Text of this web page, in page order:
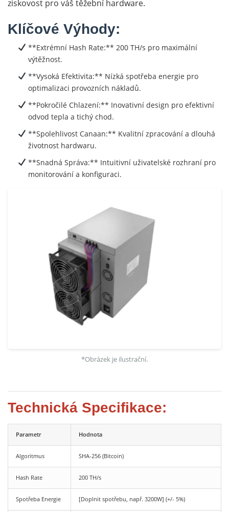
ziskovost pro váš těžební hardware.
Klíčové Výhody:
**Extrémní Hash Rate:** 200 TH/s pro maximální
výtěžnost.
**Vysoká Efektivita:** Nízká spotřeba energie pro
optimalizaci provozních nákladů.
**Pokročilé Chlazení:** Inovativní design pro efektivní
odvod tepla a tichý chod.
**Spolehlivost Canaan:** Kvalitní zpracování a dlouhá
životnost hardwaru.
**Snadná Správa:** Intuitivní uživatelské rozhraní pro
monitorování a konfiguraci.
*Obrázek je ilustrační.
Technická Specifikace:
Parametr Hodnota
Algoritmus SHA-256 (Bitcoin)
Hash Rate 200 TH/s
Spotřeba Energie [Doplnit spotřebu, např. 3200W] (+/- 5%)